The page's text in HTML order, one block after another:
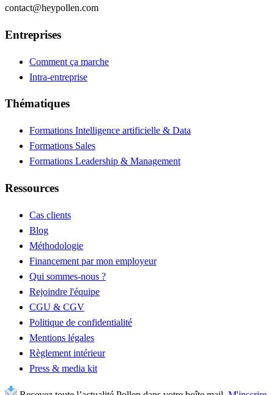
contact@heypollen.com
Entreprises
Comment ça marche
Intra-entreprise
Thématiques
Formations Intelligence artificielle & Data
Formations Sales
Formations Leadership & Management
Ressources
Cas clients
Blog
Méthodologie
Financement par mon employeur
Qui sommes-nous ?
Rejoindre l'équipe
CGU & CGV
Politique de confidentialité
Mentions légales
Règlement intérieur
Press & media kit